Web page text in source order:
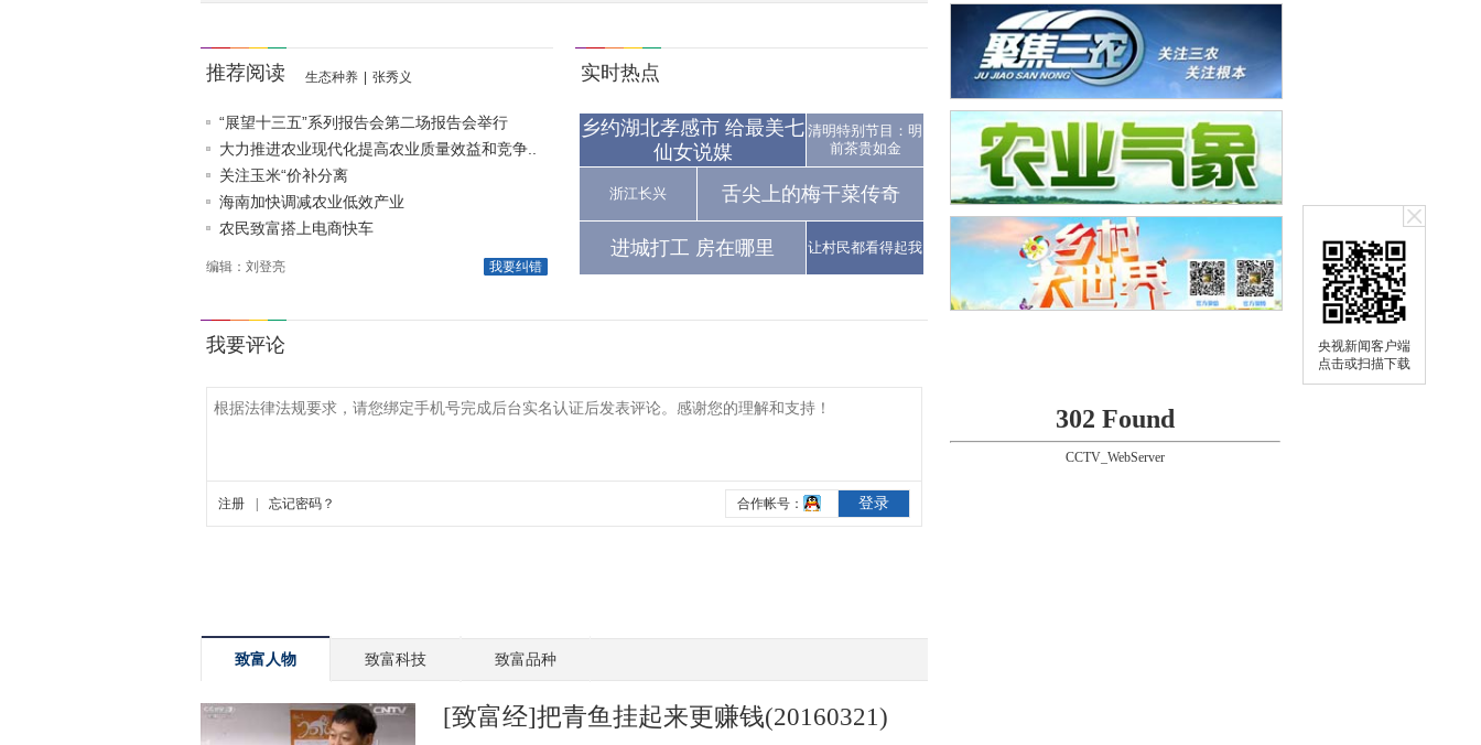
央视新闻客户端
点击或扫描下载
推荐阅读 生态种养 张秀义
“展望十三五”系列报告会第二场报告会举行
大力推进农业现代化提高农业质量效益和竞争..
关注玉米“价补分离
海南加快调减农业低效产业
农民致富搭上电商快车
我要纠错
编辑：刘登亮
实时热点
乡约湖北孝感市 给最美七
仙女说媒
清明特别节目：明
前茶贵如金
浙江长兴 舌尖上的梅干菜传奇
进城打工 房在哪里 让村民都看得起我
致富人物 致富科技 致富品种
[致富经]把青鱼挂起来更赚钱(20160321)
302 Found
CCTV_WebServer